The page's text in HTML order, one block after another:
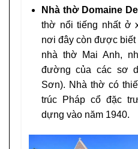
Nhà thờ Domaine
thờ nổi tiếng nhất ở
nơi đây còn được biết
nhà thờ Mai Anh,
đường của các sơ
Sơn). Nhà thờ có
trúc Pháp cổ đặc
dựng vào năm 1940.